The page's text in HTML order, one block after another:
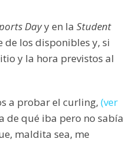
Dayy en la Student
los disponibles y, si
y la hora previstos al
a probar el curling, (ver
de qué iba pero no sabía
maldita sea, me